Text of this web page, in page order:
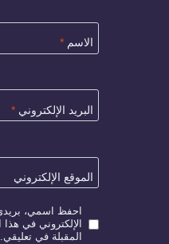
الاسم *
البريد الإلكتروني *
الموقع الإلكتروني
احفظ اسمي، بريدي
الإلكتروني في
المقبلة في تعليقي.